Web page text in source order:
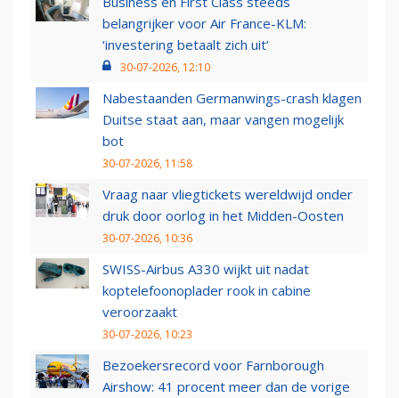
belangrijker voor Air France-KLM:
‘investering betaalt zich uit’
30-07-2026, 12:10
Nabestaanden Germanwings-crash klagen
Duitse staat aan, maar vangen mogelijk
bot
30-07-2026, 11:58
Vraag naar vliegtickets wereldwijd onder
druk door oorlog in het Midden-Oosten
30-07-2026, 10:36
SWISS-Airbus A330 wijkt uit nadat
koptelefoonoplader rook in cabine
veroorzaakt
30-07-2026, 10:23
Bezoekersrecord voor Farnborough
Airshow: 41 procent meer dan de vorige